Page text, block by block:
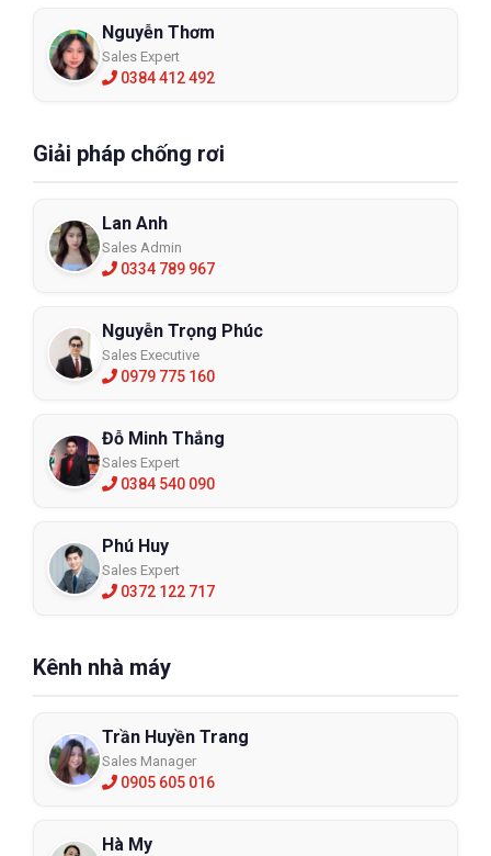
Nguyễn Thơm
Sales Expert
0384 412 492
Giải pháp chống rơi
Lan Anh
Sales Admin
0334 789 967
Nguyễn Trọng Phúc
Sales Executive
0979 775 160
Đỗ Minh Thắng
Sales Expert
0384 540 090
Phú Huy
Sales Expert
0372 122 717
Kênh nhà máy
Trần Huyền Trang
Sales Manager
0905 605 016
Hà My